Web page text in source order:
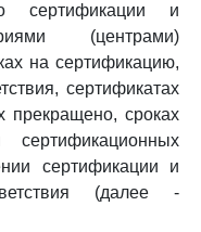
сертификации и
(центрами)
на сертификацию,
сертификатах
прекращено, сроках
сертификации и
(далее -